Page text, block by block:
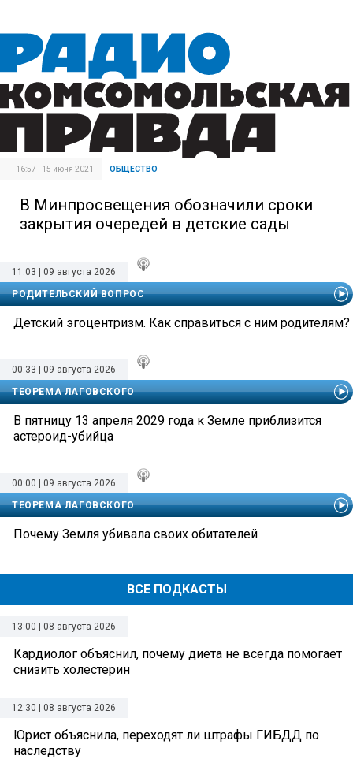
16:57 | 15 июня 2021 ОБЩЕСТВО
В Минпросвещения обозначили сроки
закрытия очередей в детские сады
ВСЕ ПОДКАСТЫ
11:03 | 09 августа 2026
РОДИТЕЛЬСКИЙ ВОПРОС
Детский эгоцентризм. Как справиться с ним родителям?
00:33 | 09 августа 2026
ТЕОРЕМА ЛАГОВСКОГО
В пятницу 13 апреля 2029 года к Земле приблизится
астероид-убийца
00:00 | 09 августа 2026
ТЕОРЕМА ЛАГОВСКОГО
Почему Земля убивала своих обитателей
13:00 | 08 августа 2026
Кардиолог объяснил, почему диета не всегда помогает
снизить холестерин
12:30 | 08 августа 2026
Юрист объяснила, переходят ли штрафы ГИБДД по
наследству